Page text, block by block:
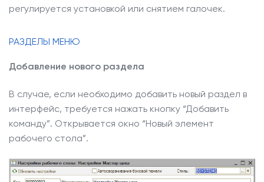
регулируется установкой или снятием галочек.
РАЗДЕЛЫ МЕНЮ
Добавление нового раздела
В случае, если необходимо добавить новый раздел в
интерфейс, требуется нажать кнопку “Добавить
команду”. Открывается окно “Новый элемент
рабочего стола”.